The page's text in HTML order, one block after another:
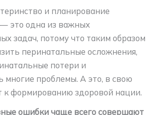
и планирование
это одна из важных
задач, потому что таким образом
перинатальные осложнения,
потери и
многие проблемы. А это, в свою
к формированию здоровой нации.
ошибки чаще всего совершают